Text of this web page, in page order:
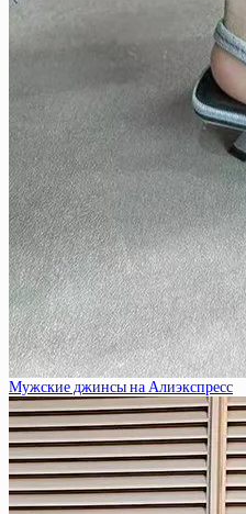
Мужские джинсы на Алиэкспресс